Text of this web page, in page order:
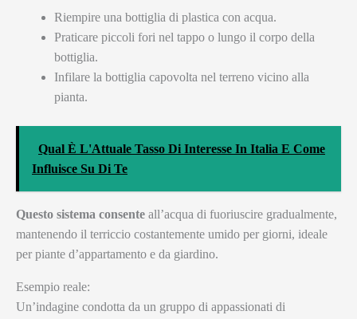
Riempire una bottiglia di plastica con acqua.
Praticare piccoli fori nel tappo o lungo il corpo della
bottiglia.
Infilare la bottiglia capovolta nel terreno vicino alla
pianta.
Qual È L'Attuale Tasso Di Interesse In Italia E Come
Influisce Su Di Te
Questo sistema consente all’acqua di fuoriuscire gradualmente,
mantenendo il terriccio costantemente umido per giorni, ideale
per piante d’appartamento e da giardino.
Esempio reale:
Un’indagine condotta da un gruppo di appassionati di